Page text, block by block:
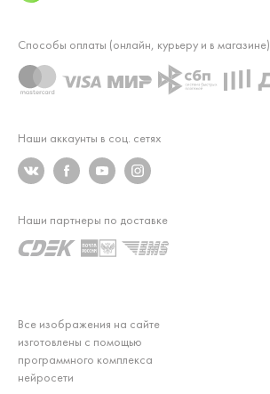
Наши аккаунты в соц. сетях
Все изображения на сайте
изготовлены с помощью
программного комплекса
нейросети
Способы оплаты (онлайн, курьеру и в магазине)
Наши партнеры по доставке